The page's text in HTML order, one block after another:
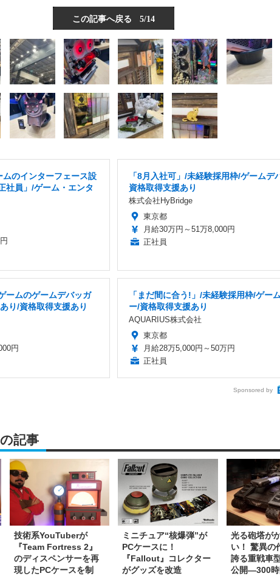
この記事へ戻る 5/14
のインターフェース設
社員」/ゲーム・エンタ
「8月入社可」/未経験採用枠/ゲームデ
資格取得支援あり
株式会社HyBridge
東京都
月給30万円～51万8,000円
正社員
ームのゲームデバッガ
り/資格取得支援あり
円
「まだ間に合う!」/未経験採用枠/ゲー
ー/資格取得支援あり
AQUARIUS株式会社
東京都
月給28万5,000円～50万円
正社員
Sponsored by
記事
技術系YouTuberが
『Team Fortress 2』
のディスペンサーを再
現したPCケースを制
ミニチュア“核爆弾”が
PCケースに！
『Fallout』コレクター
がグッズを改造
光る砲塔が
い！ 驚異の
誇る重戦車
公開―300時